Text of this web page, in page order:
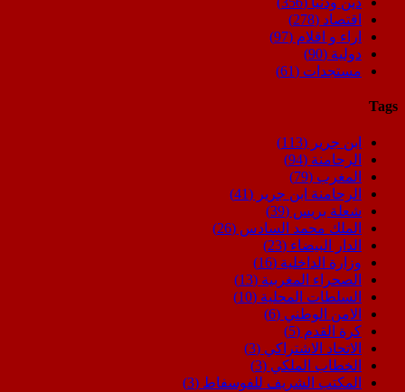
اقتصاد (278)
اراء و اقلام (97)
دولية (90)
مستجدات (61)
Tags
ابن جرير (113)
الرحامنة (94)
المغرب (79)
الرحامنة ابن جرير (41)
شعلة بريس (39)
الملك محمد السادس (26)
الدار البيضاء (23)
وزارة الداخلية (16)
الصحراء المغربية (13)
السلطات المحلية (10)
الامن الوطني (6)
كرة القدم (5)
الاتحاد الاشتراكي (3)
الخطاب الملكي (3)
المكتب الشريف للفوسفاط (3)